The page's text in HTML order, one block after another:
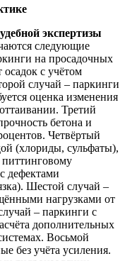
экспертизы
следующие
на просадочных
осадок с учётом
случай – паркинги
оценка изменения
Третий
бетона и
Четвёртый
(хлориды, сульфаты),
питтинговому
дефектами
Шестой случай –
нагрузками от
– паркинги с
дополнительных
Восьмой
без учёта усиления.